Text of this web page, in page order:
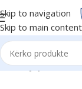
Skip to navigation
Skip to main content
Kreu/Dyqani